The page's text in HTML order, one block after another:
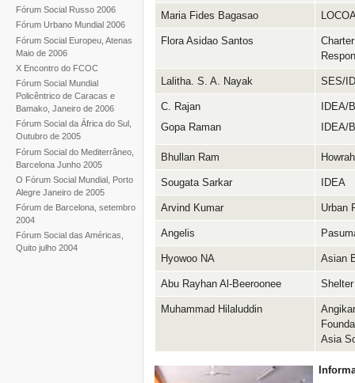
Fórum Social Russo 2006
Fórum Urbano Mundial 2006
Fórum Social Europeu, Atenas
Maio de 2006
X Encontro do FCOC
Fórum Social Mundial
Policêntrico de Caracas e
Bamako, Janeiro de 2006
Fórum Social da África do Sul,
Outubro de 2005
Fórum Social do Mediterrâneo,
Barcelona Junho 2005
O Fórum Social Mundial, Porto
Alegre Janeiro de 2005
Fórum de Barcelona, setembro
2004
Fórum Social das Américas,
Quito julho 2004
Maria Fides Bagasao
Flora Asidao Santos
Lalitha. S. A. Nayak SES/
C. Rajan
Gopa Raman
IDEA/
IDEA/
Bhullan Ram
Sougata Sarkar IDEA
Arvind Kumar Urban
Angelis
Hyowoo NA Asian
Abu Rayhan Al-Beeroonee
Muhammad Hilaluddin
Asia